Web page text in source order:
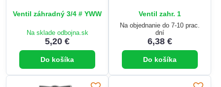
Ventil záhradný 3/4 # YWW
Na sklade odbojna.sk
5,20 €
Do košíka
Ventil zahr. 1
Na objednanie do 7-10 prac.
dní
6,38 €
Do košíka